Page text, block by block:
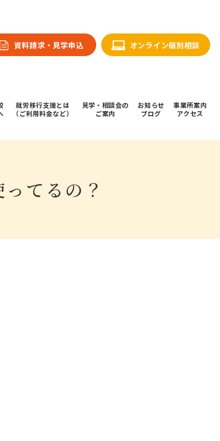
資料請求・⾒学申込 オンライン個別相談
就労移行支援とは
（ご利用料金など）
⾒学・相談会の
ご案内
お知らせ
ブログ
事業所案内
アクセス
てるの？